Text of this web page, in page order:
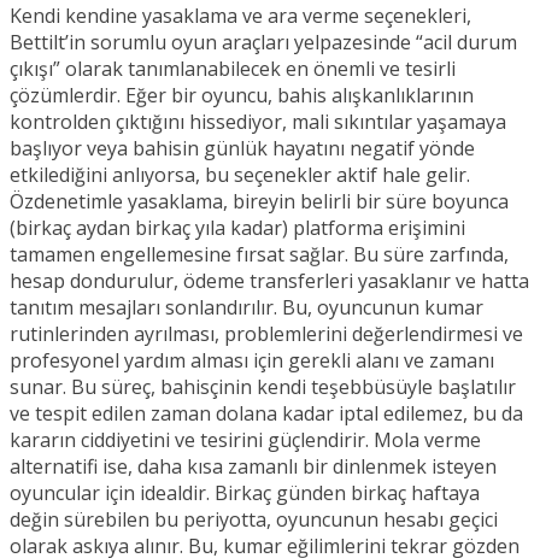
Kendi kendine yasaklama ve ara verme seçenekleri,
Bettilt’in sorumlu oyun araçları yelpazesinde “acil durum
çıkışı” olarak tanımlanabilecek en önemli ve tesirli
çözümlerdir. Eğer bir oyuncu, bahis alışkanlıklarının
kontrolden çıktığını hissediyor, mali sıkıntılar yaşamaya
başlıyor veya bahisin günlük hayatını negatif yönde
etkilediğini anlıyorsa, bu seçenekler aktif hale gelir.
Özdenetimle yasaklama, bireyin belirli bir süre boyunca
(birkaç aydan birkaç yıla kadar) platforma erişimini
tamamen engellemesine fırsat sağlar. Bu süre zarfında,
hesap dondurulur, ödeme transferleri yasaklanır ve hatta
tanıtım mesajları sonlandırılır. Bu, oyuncunun kumar
rutinlerinden ayrılması, problemlerini değerlendirmesi ve
profesyonel yardım alması için gerekli alanı ve zamanı
sunar. Bu süreç, bahisçinin kendi teşebbüsüyle başlatılır
ve tespit edilen zaman dolana kadar iptal edilemez, bu da
kararın ciddiyetini ve tesirini güçlendirir. Mola verme
alternatifi ise, daha kısa zamanlı bir dinlenmek isteyen
oyuncular için idealdir. Birkaç günden birkaç haftaya
değin sürebilen bu periyotta, oyuncunun hesabı geçici
olarak askıya alınır. Bu, kumar eğilimlerini tekrar gözden